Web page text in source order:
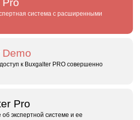
Pro
система с расширенными
Demo
к Buxgalter PRO совершенно
Pro
экспертной системе и ее